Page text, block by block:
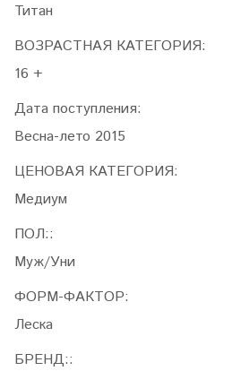
Титан
ВОЗРАСТНАЯ КАТЕГОРИЯ:
16 +
Дата поступления:
Весна-лето 2015
ЦЕНОВАЯ КАТЕГОРИЯ:
Медиум
ПОЛ::
Муж/Уни
ФОРМ-ФАКТОР:
Леска
БРЕНД::